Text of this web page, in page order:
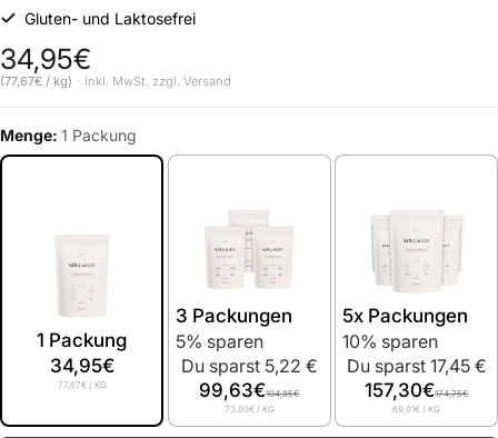
Gluten- und Laktosefrei
34,95€
Normaler PreisGrundpreis
(77,67€ / kg) inkl. MwSt. zzgl. Versand
Menge: 1 Packung
1 Packung
34,95€
77,67€/ KG
3 Packungen
5% sparen
Du sparst 5,22 €
99,63€104,85€
73,80€/ KG
5x Packungen
10% sparen
Du sparst 17,45 €
157,30€174,75€
69,91€ / KG